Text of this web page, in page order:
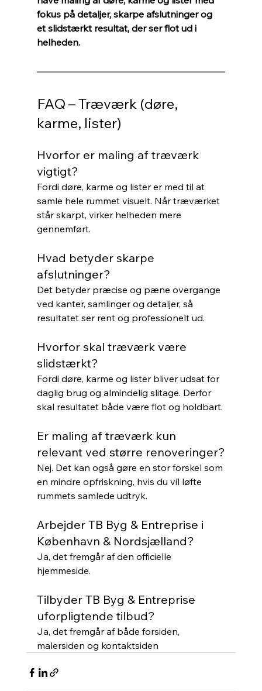
fokus på detaljer, skarpe afslutninger og
et slidstærkt resultat, der ser flot ud i
helheden.
FAQ – Træværk (døre,
karme, lister)
Hvorfor er maling af træværk
vigtigt?
Fordi døre, karme og lister er med til at
samle hele rummet visuelt. Når træværket
står skarpt, virker helheden mere
gennemført.
Hvad betyder skarpe
afslutninger?
Det betyder præcise og pæne overgange
ved kanter, samlinger og detaljer, så
resultatet ser rent og professionelt ud.
Hvorfor skal træværk være
slidstærkt?
Fordi døre, karme og lister bliver udsat for
daglig brug og almindelig slitage. Derfor
skal resultatet både være flot og holdbart.
Er maling af træværk kun
relevant ved større renoveringer?
Nej. Det kan også gøre en stor forskel som
en mindre opfriskning, hvis du vil løfte
rummets samlede udtryk.
Arbejder TB Byg & Entreprise i
København & Nordsjælland?
Ja, det fremgår af den officielle
hjemmeside.
Tilbyder TB Byg & Entreprise
uforpligtende tilbud?
Ja, det fremgår af både forsiden,
malersiden og kontaktsiden